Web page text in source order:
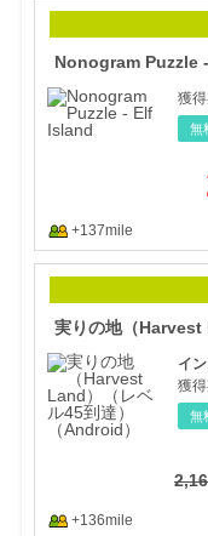
Nonogram Puzzle
獲得
無
+137mile
イ
獲得
無
+136mile